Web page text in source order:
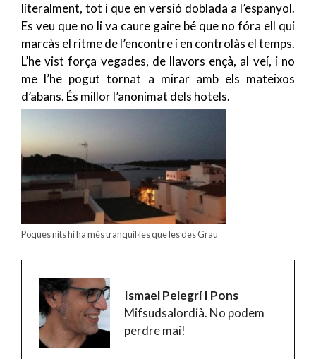
literalment, tot i que en versió doblada a l’espanyol.
Es veu que no li va caure gaire bé que no fóra ell qui
marcàs el ritme de l’encontre i en controlàs el temps.
L’he vist força vegades, de llavors ençà, al veí, i no
me l’he pogut tornat a mirar amb els mateixos
d’abans. És millor l’anonimat dels hotels.
Poques nits hi ha més tranquil·les que les des Grau
Ismael Pelegrí I Pons
Mifsudsalordià. No podem
perdre mai!